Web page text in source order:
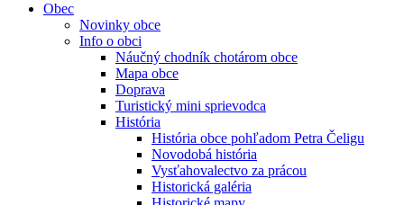
Obec
Novinky obce
Info o obci
Náučný chodník chotárom obce
Mapa obce
Doprava
Turistický mini sprievodca
História
História obce pohľadom Petra Čeligu
Novodobá história
Vysťahovalectvo za prácou
Historická galéria